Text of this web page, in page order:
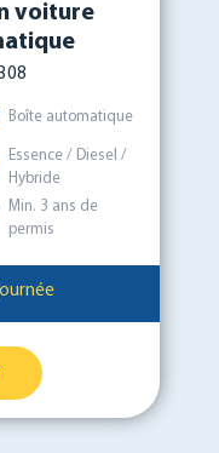
voiture
Boîte automatique
Essence / Diesel /
Hybride
Min. 3 ans de
permis